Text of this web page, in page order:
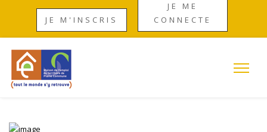
JE M'INSCRIS
JE ME
CONNECTE